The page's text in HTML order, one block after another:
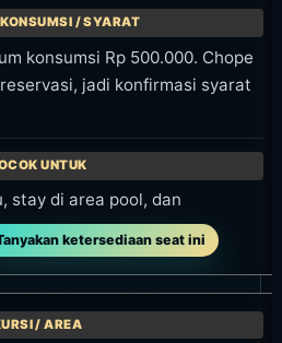
lewat Instagram atau
Jumat; cek jam untuk minggu itu
datang
kanal resmi atau WhatsApp
datang
yang Berlaku
tepat. Cek Happy Hour